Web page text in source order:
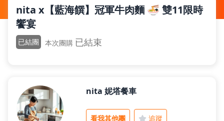
旅行神隊友
露營凹豆咖
父親節好禮
nita 妮塔餐車
看我其他團 追蹤
nita x【藍海饌】冠軍牛肉麵 🍜 雙11限時
饗宴
已結團 本次團購 已結束